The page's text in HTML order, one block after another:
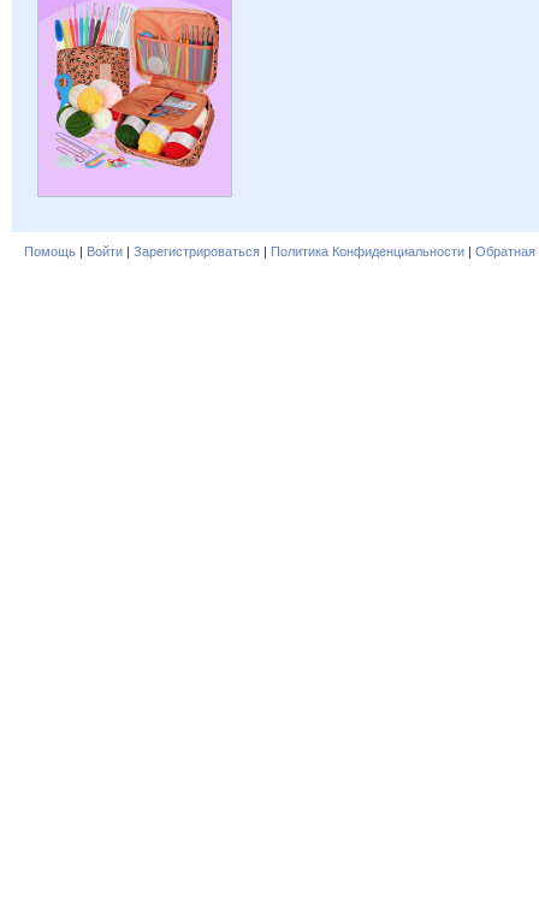
Помощь | Войти | Зарегистрироваться | Политика Конфиденциальности | Обратная